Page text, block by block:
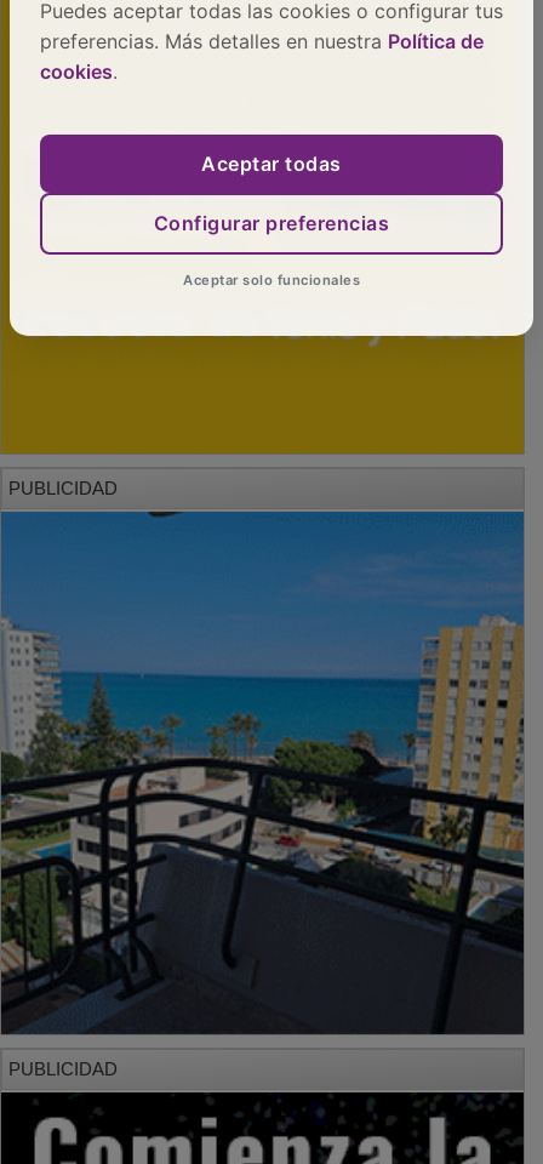
PUBLICIDAD
PUBLICIDAD
Puedes aceptar todas las cookies o configurar tus
preferencias. Más detalles en nuestra Política de
cookies.
Aceptar todas
Configurar preferencias
Aceptar solo funcionales